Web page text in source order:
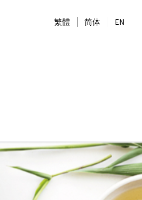
繁體 简体 EN